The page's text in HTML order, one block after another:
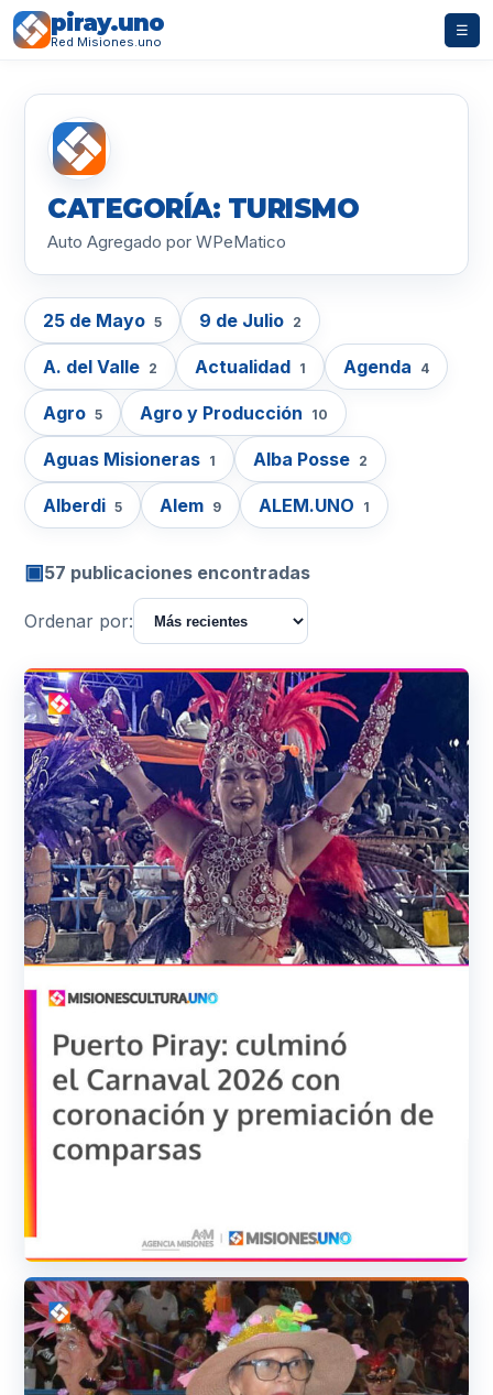
piray.uno
Red Misiones.uno
☰
CATEGORÍA: TURISMO
Auto Agregado por WPeMatico
25 de Mayo 5 9 de Julio 2
A. del Valle 2 Actualidad 1 Agenda 4
Agro 5 Agro y Producción 10
Aguas Misioneras 1 Alba Posse 2
Alberdi 5 Alem 9 ALEM.UNO 1
▣57 publicaciones encontradas
Ordenar por: